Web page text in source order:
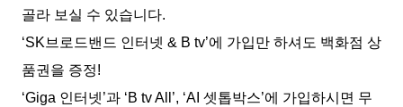
골라 보실 수 있습니다.
‘SK브로드밴드 인터넷 & B tv’에 가입만 하셔도 백화점 상
품권을 증정!
‘Giga 인터넷’과 ‘B tv All’, ‘AI 셋톱박스’에 가입하시면 무